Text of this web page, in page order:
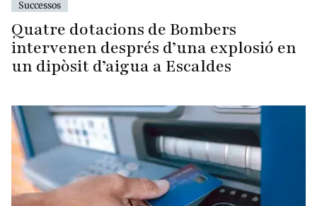
Successos
Quatre dotacions de Bombers
intervenen després d’una explosió en
un dipòsit d’aigua a Escaldes